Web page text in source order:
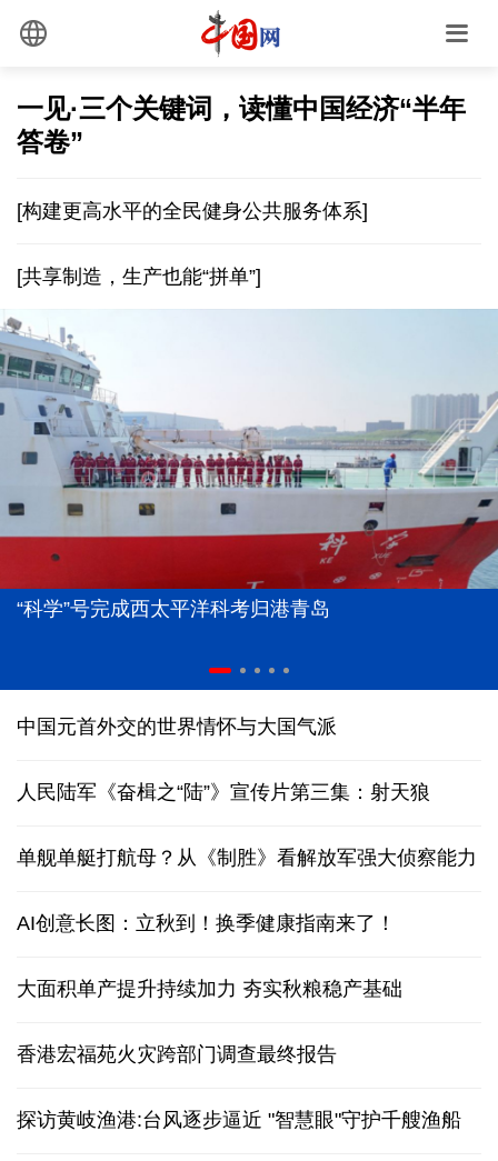
一见·三个关键词，读懂中国经济“半年
答卷”
[构建更高水平的全民健身公共服务体系]
[共享制造，生产也能“拼单”]
“科学”号完成西太平洋科考归港青岛
中国元首外交的世界情怀与大国气派
人民陆军《奋楫之“陆”》宣传片第三集：射天狼
单舰单艇打航母？从《制胜》看解放军强大侦察能力
AI创意长图：立秋到！换季健康指南来了！
大面积单产提升持续加力 夯实秋粮稳产基础
香港宏福苑火灾跨部门调查最终报告
探访黄岐渔港:台风逐步逼近 "智慧眼"守护千艘渔船